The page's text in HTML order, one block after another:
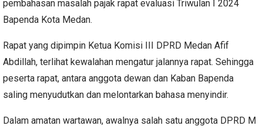
pembahasan masalah pajak rapat evaluasi Triwulan I 2024
Bapenda Kota Medan.
Rapat yang dipimpin Ketua Komisi III DPRD Medan Afif
Abdillah, terlihat kewalahan mengatur jalannya rapat. Sehingga
peserta rapat, antara anggota dewan dan Kaban Bapenda
saling menyudutkan dan melontarkan bahasa menyindir.
Dalam amatan wartawan, awalnya salah satu anggota DPRD M